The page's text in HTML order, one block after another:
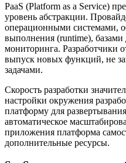
PaaS (Platform as a Service)
уровень абстракции.
операционными системами,
выполнения (runtime),
мониторинга. Разработчики
выпуск новых функций, не
задачами.
Скорость разработки
настройки окружения
платформу для
автоматическое
приложения платформа
дополнительные ресурсы.